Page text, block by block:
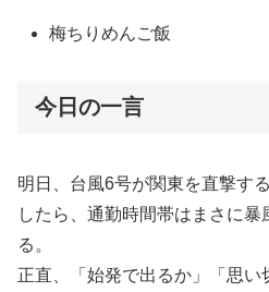
梅ちりめんご飯
今日の一言
明日、台風6号が関東を直撃す
したら、通勤時間帯はまさに
る。
正直、「始発で出るか」「思